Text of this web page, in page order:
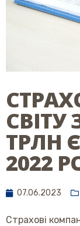
СВІТУ
ТРЛН
2022
07.06.2023
Страхові